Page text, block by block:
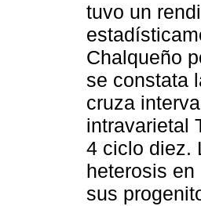
tuvo un
Chalqueño
se constata
cruza
intravarietal
4 ciclo diez.
heterosis
sus